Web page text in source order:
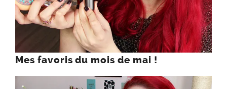
Mes favoris du mois de mai !